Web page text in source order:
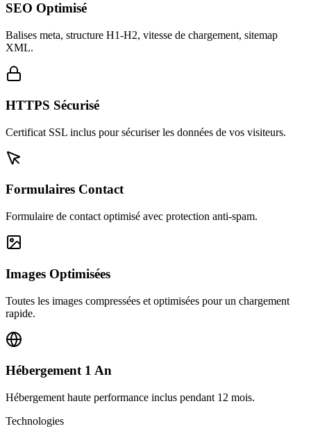
SEO Optimisé
Balises meta, structure H1-H2, vitesse de chargement, sitemap
XML.
HTTPS Sécurisé
Certificat SSL inclus pour sécuriser les données de vos visiteurs.
Formulaires Contact
Formulaire de contact optimisé avec protection anti-spam.
Images Optimisées
Toutes les images compressées et optimisées pour un chargement
rapide.
Hébergement 1 An
Hébergement haute performance inclus pendant 12 mois.
Technologies